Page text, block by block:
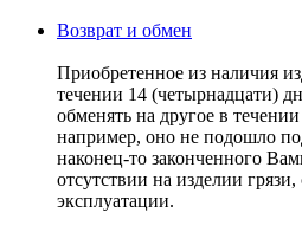
Возврат и обмен
Приобретенное из наличия
течении 14 (четырнадцати)
обменять на другое в
например, оно не подошло
наконец-то законченного
отсутствии на изделии
эксплуатации.